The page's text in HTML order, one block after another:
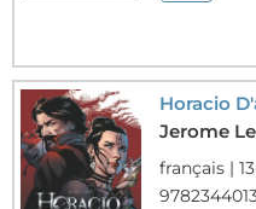
Horacio
Jerome
français |